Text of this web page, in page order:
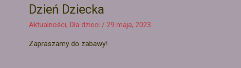
Dzień Dziecka
Aktualności, Dla dzieci / 29 maja, 2023
Zapraszamy do zabawy!